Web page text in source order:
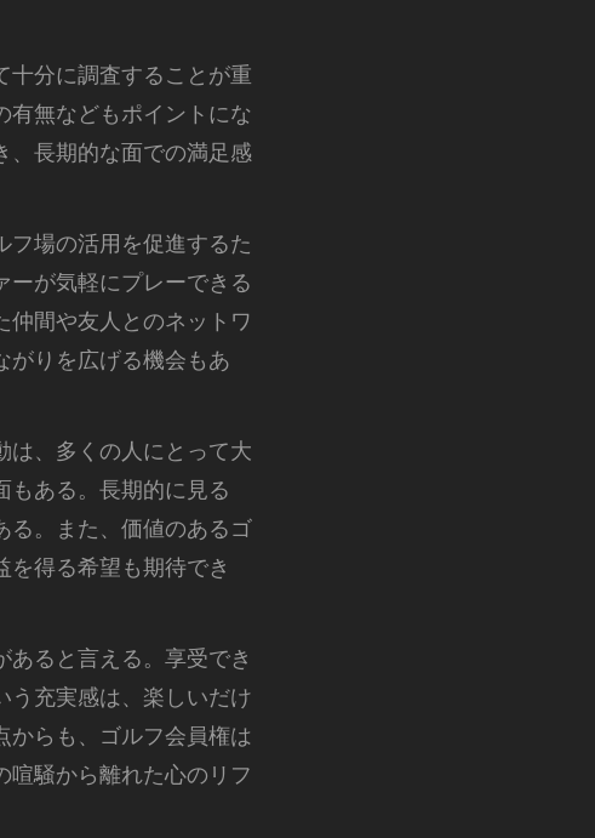
十分に調査することが重
有無などもポイントにな
、長期的な面での満足感
フ場の活用を促進するた
ーが気軽にプレーできる
仲間や友人とのネットワ
がりを広げる機会もあ
は、多くの人にとって大
もある。長期的に見る
る。また、価値のあるゴ
を得る希望も期待でき
ると言える。享受でき
う充実感は、楽しいだけ
からも、ゴルフ会員権は
喧騒から離れた心のリフ